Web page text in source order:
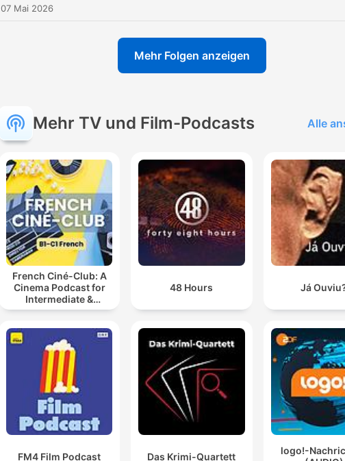
07 Mai 2026
Mehr Folgen anzeigen
Mehr TV und Film-Podcasts Alle
French Ciné-Club: A
Cinema Podcast for
Intermediate &
Advanced French
48 Hours Já
FM4 Film Podcast Das Krimi-Quartett
logo!-